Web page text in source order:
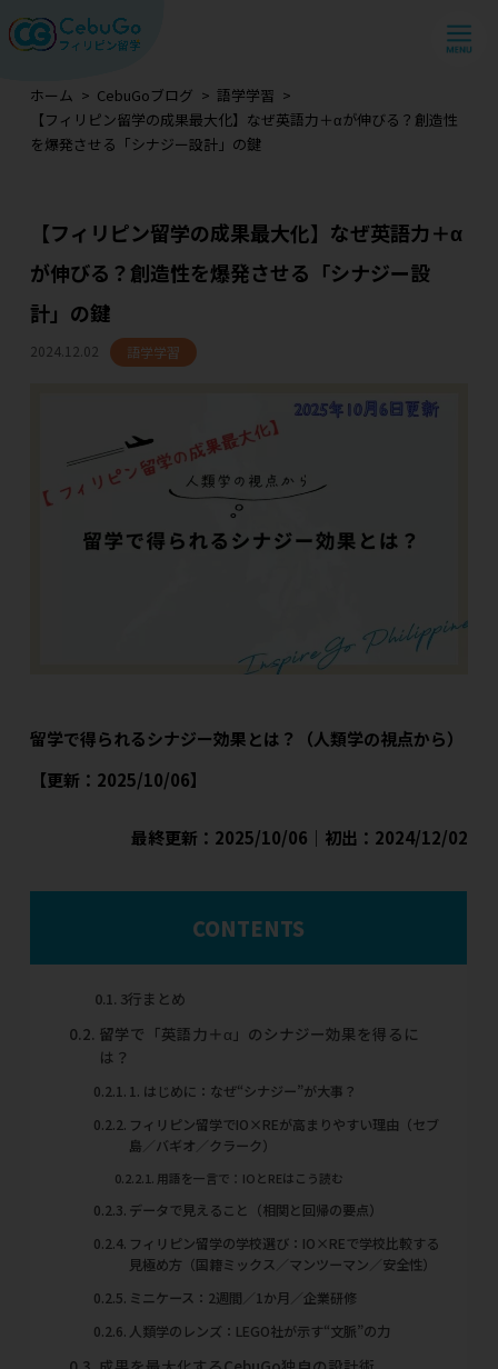
ホーム CebuGoブログ
語学学習
【フィリピン留学の成果最大化】なぜ英語力＋αが伸びる？創造性
を爆発させる「シナジー設計」の鍵
【フィリピン留学の成果最大化】なぜ英語力＋α
が伸びる？創造性を爆発させる「シナジー設
計」の鍵
2024.12.02 語学学習
留学で得られるシナジー効果とは？（人類学の視点から）
【更新：2025/10/06】
最終更新：2025/10/06｜初出：2024/12/02
CONTENTS
3行まとめ
留学で「英語力＋α」のシナジー効果を得るに
は？
1. はじめに：なぜ“シナジー”が大事？
フィリピン留学でIO×REが高まりやすい理由（セブ
島／バギオ／クラーク）
用語を一言で：IOとREはこう読む
データで見えること（相関と回帰の要点）
フィリピン留学の学校選び：IO×REで学校比較する
見極め方（国籍ミックス／マンツーマン／安全性）
ミニケース：2週間／1か月／企業研修
人類学のレンズ：LEGO社が示す“文脈”の力